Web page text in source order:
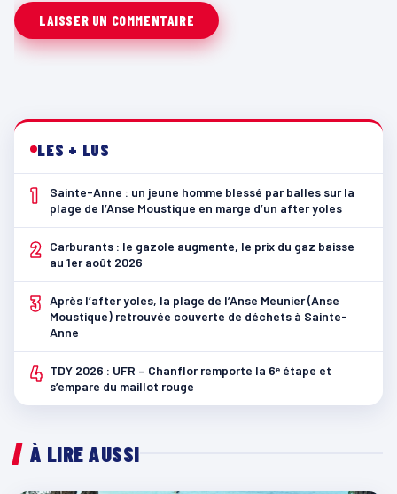
LES + LUS
1
Sainte-Anne : un jeune homme blessé par balles sur la
plage de l’Anse Moustique en marge d’un after yoles
2
Carburants : le gazole augmente, le prix du gaz baisse
au 1er août 2026
3 Après l’after yoles, la plage de l’Anse Meunier (Anse
Moustique) retrouvée couverte de déchets à Sainte-
Anne
4 TDY 2026 : UFR – Chanflor remporte la 6ᵉ étape et
s’empare du maillot rouge
À LIRE AUSSI